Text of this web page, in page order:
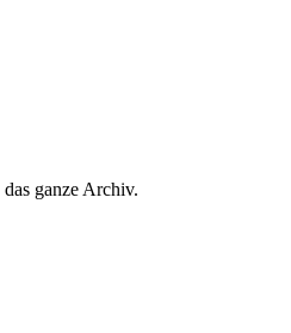
ganze Archiv.